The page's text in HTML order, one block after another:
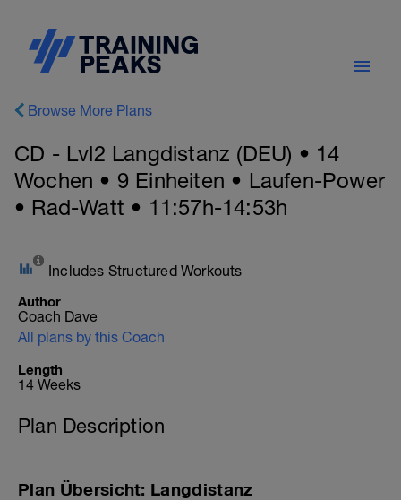
Browse More Plans
CD - Lvl2 Langdistanz (DEU) • 14
Wochen • 9 Einheiten • Laufen-Power
• Rad-Watt • 11:57h-14:53h
Includes Structured Workouts
Author
Coach Dave
All plans by this Coach
Length
14 Weeks
Plan Description
Plan Übersicht: Langdistanz